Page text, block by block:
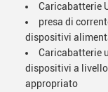
Caricabatterie
presa di
dispositivi
Caricabatterie
dispositivi a
appropriato